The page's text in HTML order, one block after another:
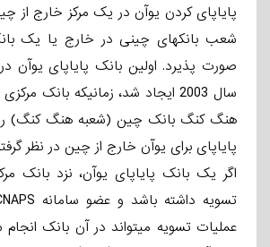
پایاپای کردن یوآن در یک مرکز خارج از
شعب بانکهای چینی در خارج یا یک
صورت پذیرد. اولین بانک پایاپای یوآن
سال 2003 ایجاد شد، زمانیکه بانک
هنگ­ کنگ بانک چین (شعبه هنگ­ کنگ) را
پایاپای برای یوآن خارج از چین در نظر
اگر یک بانک پایاپای یوآن، نزد بانک
عملیات تسویه می­تواند در آن بانک انجام